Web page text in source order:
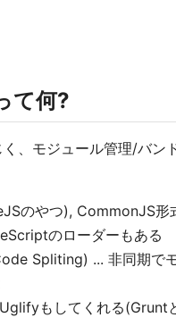
て何?
、モジュール管理/バン
のやつ), CommonJS形
のローダーもある
Spliting) ... 非同期で
もしてくれる(Grunt